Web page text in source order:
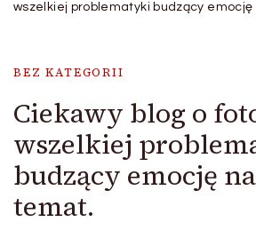
wszelkiej problematyki budzący
BEZ KATEGORII
Ciekawy blog o
wszelkiej
budzący emocję
temat.